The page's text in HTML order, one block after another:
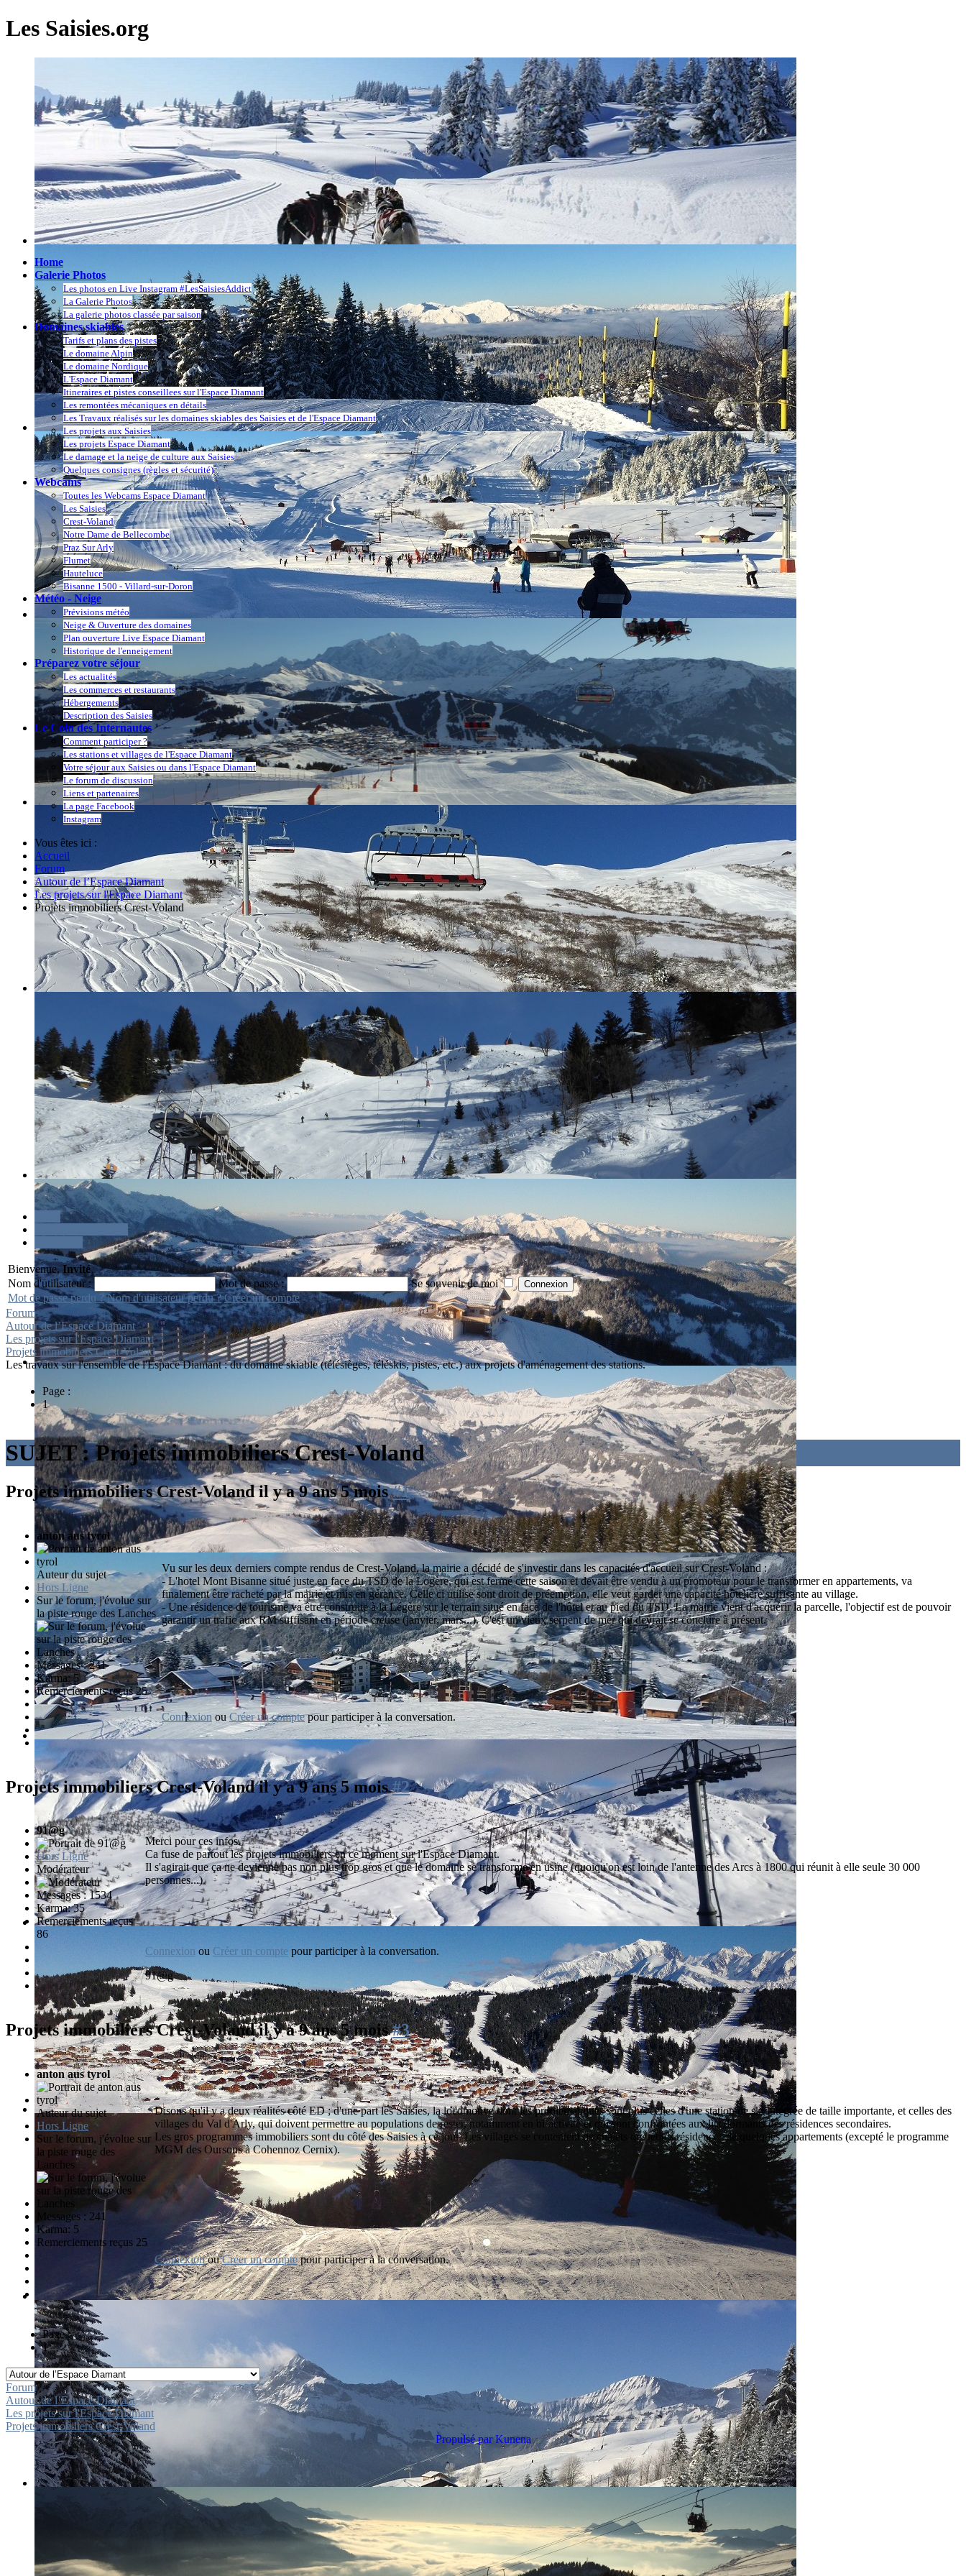
Les Saisies.org
Home
Galerie Photos
Les photos en Live Instagram #LesSaisiesAddict
La Galerie Photos
La galerie photos classée par saison
Domaines skiables
Tarifs et plans des pistes
Le domaine Alpin
Le domaine Nordique
L'Espace Diamant
Itineraires et pistes conseillees sur l'Espace Diamant
Les remontées mécaniques en détails
Les Travaux réalisés sur les domaines skiables des Saisies et de l'Espace Diamant
Les projets aux Saisies
Les projets Espace Diamant
Le damage et la neige de culture aux Saisies
Quelques consignes (règles et sécurité)
Webcams
Toutes les Webcams Espace Diamant
Les Saisies
Crest-Voland
Notre Dame de Bellecombe
Praz Sur Arly
Flumet
Hauteluce
Bisanne 1500 - Villard-sur-Doron
Météo - Neige
Prévisions météo
Neige & Ouverture des domaines
Plan ouverture Live Espace Diamant
Historique de l'enneigement
Préparez votre séjour
Les actualités
Les commerces et restaurants
Hébergements
Description des Saisies
Le Coin des Internautes
Comment participer ?
Les stations et villages de l'Espace Diamant
Votre séjour aux Saisies ou dans l'Espace Diamant
Le forum de discussion
Liens et partenaires
La page Facebook
Instagram
Vous êtes ici :
Accueil
Forum
Autour de l’Espace Diamant
Les projets sur l'Espace Diamant
Projets immobiliers Crest-Voland
Bienvenue, Invité
Nom d'utilisateur :
Mot de passe :
Se souvenir de moi
Mot de passe perdu ? Nom d'utilisateur perdu ? Créer un compte
Forum
Autour de l’Espace Diamant
Les projets sur l'Espace Diamant
Projets immobiliers Crest-Voland
Les travaux sur l'ensemble de l'Espace Diamant : du domaine skiable (télésièges, téléskis, pistes, etc.) aux projets d'aménagement des stations.
Page :
1
SUJET :Projets immobiliers Crest-Voland
Projets immobiliers Crest-Volandil y a 9 ans 5 mois#1
anton aus tyrol
Auteur du sujet
Hors Ligne
Sur le forum, j'évolue sur
la piste rouge des Lanches
Messages : 241
Karma: 5
Remerciements reçus 25
Vu sur les deux derniers compte rendus de Crest-Voland, la mairie a décidé de s'investir dans les capacités d'accueil sur Crest-Voland :
- L'hotel Mont Bisanne situé juste en face du TSD de la Logère, qui est fermé cette saison et devait être vendu à un promoteur pour le transformer en appartements, va
finalement être racheté par la mairie et mis en gérance. Celle ci utilise sont droit de préemption, elle veut garder une capacité hôtelière suffisante au village.
- Une résidence de tourisme va être construite à la Légère sur le terrain situé en face de l'hôtel et au pied du TSD. La mairie vient d'acquérir la parcelle, l'objectif est de pouvoir
garantir un trafic aux RM suffisant en période creuse (janvier, mars...). C'est un vieux serpent de mer qui devrait se conclure à présent.
Connexion ou Créer un comptepour participer à la conversation.
Projets immobiliers Crest-Volandil y a 9 ans 5 mois#2
91@g
Hors Ligne
Modérateur
Messages : 1534
Karma: 35
Remerciements reçus
86
Merci pour ces infos.
Ca fuse de partout les projets immobiliers en ce moment sur l'Espace Diamant.
Il s'agirait que ça ne devienne pas non plus trop gros et que le domaine se transforme en usine (quoiqu'on est loin de l'antenne des Arcs à 1800 qui réunit à elle seule 30 000
personnes...).
Connexion ou Créer un compte pour participer à la conversation.
91@g
Projets immobiliers Crest-Volandil y a 9 ans 5 mois#3
anton aus tyrol
Auteur du sujet
Hors Ligne
Sur le forum, j'évolue sur
la piste rouge des
Lanches
Messages : 241
Karma: 5
Remerciements reçus 25
Disons qu'il y a deux réalités côté ED ; d'une part les Saisies, la locomotive dont les problématiques sont plus celles d'une station de ski intégrée de taille importante, et celles des
villages du Val d'Arly, qui doivent permettre au populations de rester, notamment en bi-activité et qui sont confrontées aux lits dormants des résidences secondaires.
Les gros programmes immobiliers sont du côté des Saisies à ce jour. Les villages se contentent de chalets ou petites résidences de quelques appartements (excepté le programme
MGM des Oursons à Cohennoz Cernix).
ConnexionouCréer un comptepour participer à la conversation.
Page :
1
Forum
Autour de l’Espace Diamant
Les projets sur l'Espace Diamant
Projets immobiliers Crest-Voland
Propulsé parKunena